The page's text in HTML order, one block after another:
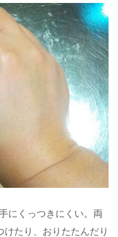
にくっつきにくい。両
たり、おりたたんだり